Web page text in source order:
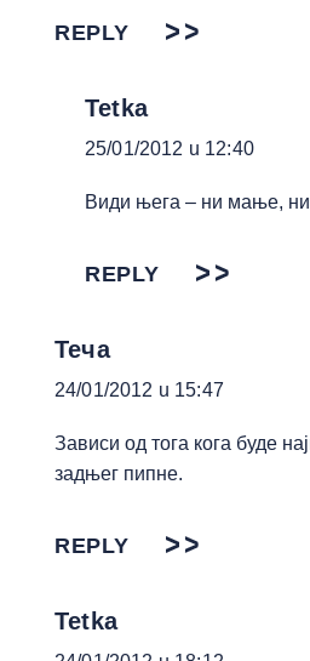
REPLY
Tetka
25/01/2012 u 12:40
Види њега – ни мање,
REPLY
Теча
24/01/2012 u 15:47
Зависи од тога кога буде
задњег пипне.
REPLY
Tetka